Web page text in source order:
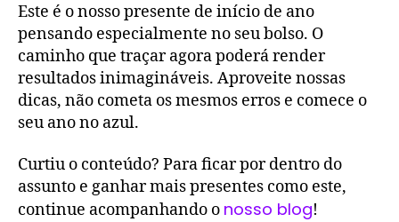
Este é o nosso presente de início de ano
pensando especialmente no seu bolso. O
caminho que traçar agora poderá render
resultados inimagináveis. Aproveite nossas
dicas, não cometa os mesmos erros e comece o
seu ano no azul.
Curtiu o conteúdo? Para ficar por dentro do
assunto e ganhar mais presentes como este,
continue acompanhando o nosso blog!